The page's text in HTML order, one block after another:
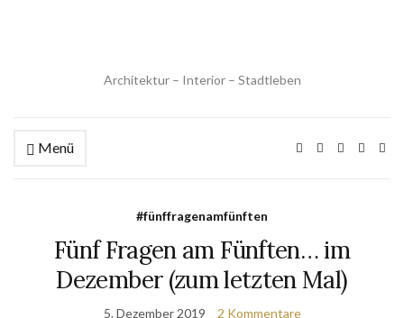
Architektur – Interior – Stadtleben
Menü
#fünffragenamfünften
Fünf Fragen am Fünften… im
Dezember (zum letzten Mal)
5. Dezember 2019 2 Kommentare